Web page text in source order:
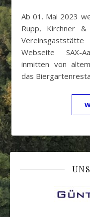
Ab 01. Mai 2023 werden unsere neuen Pächter, die
Rupp, Kirchner
Webseite SAX-
inmitten von
das